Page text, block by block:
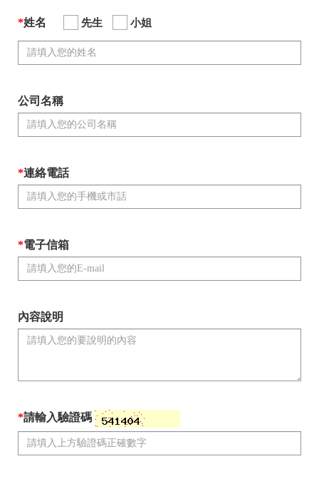
*姓名 先生 小姐
公司名稱
*連絡電話
*電子信箱
內容說明
*請輸入驗證碼